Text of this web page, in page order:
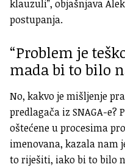
klauzuli”, objašnjava
postupanja.
“Problem je
mada bi to bilo
No, kakvo je mišljenje
predlagača iz SNAGA-
oštećene u procesima
imenovana, kazala nam
to riješiti, iako bi to bilo